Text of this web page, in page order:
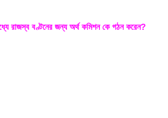
রাজস্ব বণ্টনের জন্য অর্থ কমিশন কে গঠন করেন?